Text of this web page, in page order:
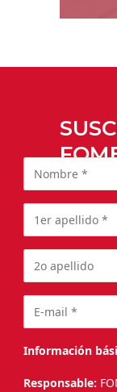
Información
Responsable: